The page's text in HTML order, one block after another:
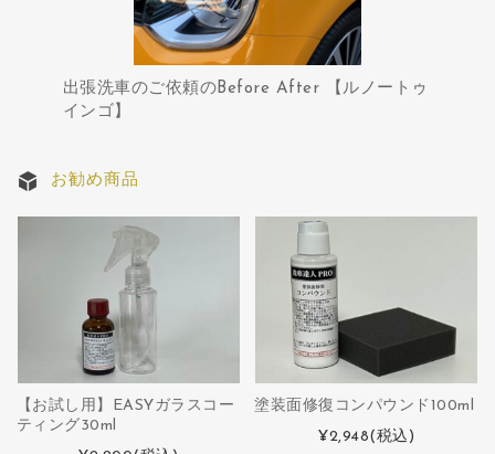
出張洗車のご依頼のBefore After 【ルノートゥ
インゴ】
お勧め商品
【お試し用】EASYガラスコー
ティング30ml
塗装面修復コンパウンド100ml
¥2,948(税込)